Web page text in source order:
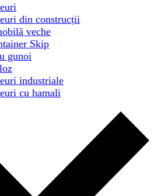
din construcții
veche
Skip
gunoi
industriale
cu hamali